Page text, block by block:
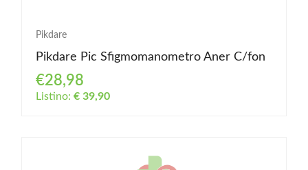
Pikdare
Pikdare Pic Sfigmomanometro Aner C/fon
€28,98
Listino: € 39,90